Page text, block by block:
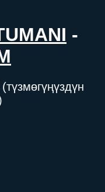
-
(түзмөгүңүздүн